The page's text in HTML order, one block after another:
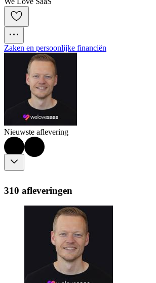
Zaken en persoonlijke financiën
Nieuwste aflevering
310 afleveringen